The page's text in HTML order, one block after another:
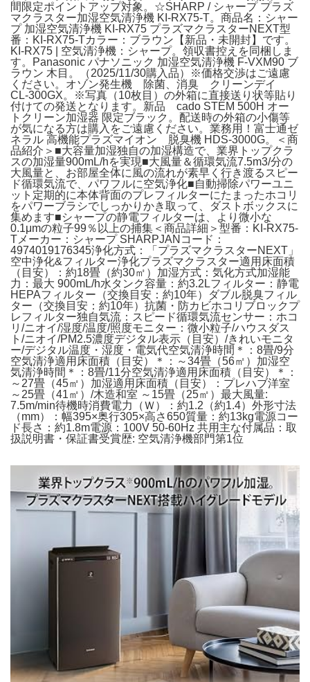
間限定ポイントアップ対象。☆SHARP / シャープ プラズ
マクラスター加湿空気清浄機 KI-RX75-T。商品名：シャー
プ 加湿空気清浄機 KI-RX75 プラズマクラスターNEXT型
番：KI-RX75-Tカラー：ブラウン【新品・未開封】です。
KI-RX75 | 空気清浄機：シャープ。領収書控えを同梱しま
す。Panasonic パナソニック 加湿空気清浄機 F-VXM90 ブ
ラウン 木目。（2025/11/30購入品）※価格交渉はご遠慮
ください。オゾン発生機 除菌、消臭 クリーンデイ
CL-300GX。※写真（10枚目）の外箱に直接送り状等貼り
付けての発送となります。新品 cado STEM 500H オー
トクリーン加湿器 限定ブラック。配送時の外箱の小傷等
が気になる方は購入をご遠慮ください。業務用！富士通ゼ
ネラル 高機能プラズマイオン 脱臭機 HDS-3000G。＜商
品紹介＞■大容量加湿独自の加湿構造で、業界トップクラ
スの加湿量900mL/hを実現■大風量＆循環気流7.5m3/分の
大風量と、お部屋全体に風の流れが素早く行き渡るスピー
ド循環気流で、パワフルに空気浄化■自動掃除パワーユニ
ット定期的に本体背面のプレフィルターにたまったホコリ
をパワーブラシでしっかりかき取って、ダストボックスに
集めます■シャープの静電フィルターは、より微小な
0.1μmの粒子99％以上の捕集＜商品詳細＞型番：KI-RX75-
Tメーカー：シャープ SHARPJANコード：
4974019176345浄化方式：「プラズマクラスターNEXT」
空中浄化&フィルター浄化プラズマクラスター適用床面積
（目安）：約18畳（約30㎡）加湿方式：気化方式加湿能
力：最大 900mL/h水タンク容量：約3.2Lフィルター：静電
HEPAフィルター（交換目安：約10年）ダブル脱臭フィル
ター（交換目安：約10年）抗菌・防カビホコリブロックプ
レフィルター独自気流：スピード循環気流センサー：ホコ
リ/ニオイ/湿度/温度/照度モニター：微小粒子/ハウスダス
ト/ニオイ/PM2.5濃度デジタル表示（目安）/きれいモニタ
ー/デジタル温度・湿度・電気代空気清浄時間＊：8畳/9分
空気清浄適用床面積（目安）＊：～34畳（56㎡）加湿空
気清浄時間＊：8畳/11分空気清浄適用床面積（目安）＊：
～27畳（45㎡）加湿適用床面積（目安）：プレハブ洋室
～25畳（41㎡）/木造和室 ～15畳（25㎡）最大風量:
7.5m/min待機時消費電力（Ｗ）：約1.2（約1.4）外形寸法
（mm）：幅395×奥行305×高さ650質量：約13kg電源コー
ド長さ：約1.8m電源：100V 50-60Hz 共用主な付属品：取
扱説明書・保証書受賞歴: 空気清浄機部門第1位